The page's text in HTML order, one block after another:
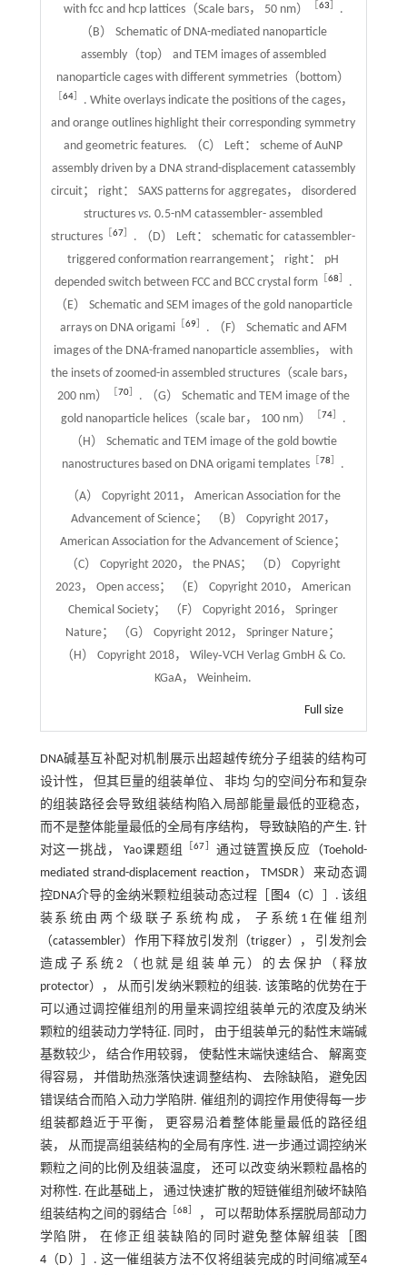
with fcc and hcp lattices（Scale bars， 50 nm）
63
.
（B） Schematic of DNA-mediated nanoparticle
assembly（top） and TEM images of assembled
nanoparticle cages with different symmetries（bottom）
［64
. White overlays indicate the positions of the cages，
and orange outlines highlight their corresponding symmetry
and geometric features. （C） Left： scheme of AuNP
assembly driven by a DNA strand-displacement catassembly
circuit； right： SAXS patterns for aggregates， disordered
structuresvs. 0.5-nM catassembler- assembled
structures ［67
. （D） Left： schematic for catassembler-
triggered conformation rearrangement； right： pH
depended switch between FCC and BCC crystal form
68
.
（E） Schematic and SEM images of the gold nanoparticle
arrays on DNA origami［ 69］ . （F） Schematic and AFM
images of the DNA-framed nanoparticle assemblies， with
the insets of zoomed-in assembled structures（scale bars，
200 nm）
70］ . （G） Schematic and TEM image of the
gold nanoparticle helices（scale bar， 100 nm）
74］ .
（H） Schematic and TEM image of the gold bowtie
nanostructures based on DNA origami templates ［78 .
（A） Copyright 2011， American Association for the
Advancement of Science； （B） Copyright 2017，
American Association for the Advancement of Science；
（C） Copyright 2020， the PNAS； （D） Copyright
2023， Open access； （E） Copyright 2010， American
Chemical Society； （F） Copyright 2016， Springer
Nature； （G） Copyright 2012， Springer Nature；
（H） Copyright 2018， Wiley‐VCH Verlag GmbH & Co.
KGaA， Weinheim.
Full size
DNA碱基互补配对机制展示出超越传统分子组装的结构可
设计性， 但其巨量的组装单位、 非均 匀的空间分布和复杂
的组装路径会导致组装结构陷入局部能量最低的亚稳态，
而不是整体能量最低的全局有序结构， 导致缺陷的产生. 针
对这一挑战， Yao课题组
［67
通过链置换反应（Toehold-
mediated strand-displacement reaction， TMSDR）来动态调
控DNA介导的金纳米颗粒组装动态过程［
图4（C）］. 该组
装系统由两个级联子系统构成， 子系统1在催组剂
（catassembler）作用下释放引发剂（trigger）， 引发剂会
造成子系统2（也就是组装单元）的去保护（释放
protector）， 从而引发纳米颗粒的组装. 该策略的优势在于
可以通过调控催组剂的用量来调控组装单元的浓度及纳米
颗粒的组装动力学特征. 同时， 由于组装单元的黏性末端碱
基数较少， 结合作用较弱， 使黏性末端快速结合、 解离变
得容易， 并借助热涨落快速调整结构、 去除缺陷， 避免因
错误结合而陷入动力学陷阱. 催组剂的调控作用使得每一步
组装都趋近于平衡， 更容易沿着整体能量最低的路径组
装， 从而提高组装结构的全局有序性. 进一步通过调控纳米
颗粒之间的比例及组装温度， 还可以改变纳米颗粒晶格的
对称性. 在此基础上， 通过快速扩散的短链催组剂破坏缺陷
组装结构之间的弱结合 ［68
， 可以帮助体系摆脱局部动力
学陷阱， 在修正组装缺陷的同时避免整体解组装［
图
4（D）］. 这一催组装方法不仅将组装完成的时间缩减至4